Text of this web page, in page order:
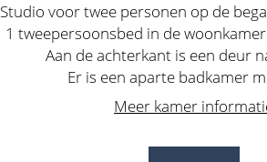
Studio voor twee personen op de
1 tweepersoonsbed in de
Aan de achterkant is een deur
Er is een aparte badkamer
Meer kamer